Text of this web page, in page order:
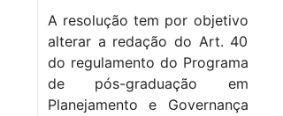
A resolução tem por objetivo
alterar a redação do Art. 40
do regulamento do Programa
de pós-graduação em
Planejamento e Governança